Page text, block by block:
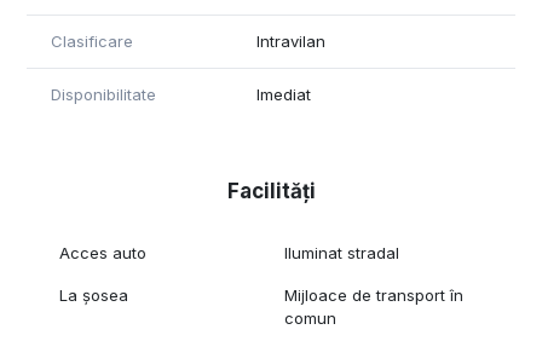
Clasificare Intravilan
Disponibilitate Imediat
Facilități
Acces auto Iluminat stradal
La șosea
Mijloace de transport în
comun